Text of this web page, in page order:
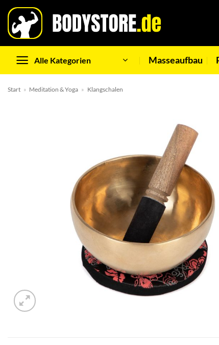
Zum
Inhalt
springen
Alle Kategorien Masseaufbau
Start » Meditation & Yoga » Klangschalen